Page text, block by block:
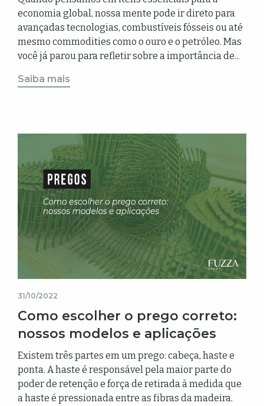
economia global, nossa mente pode ir direto para
avançadas tecnologias, combustíveis fósseis ou até
mesmo commodities como o ouro e o petróleo. Mas
você já parou para refletir sobre a importância de...
Saiba mais
31/10/2022
Como escolher o prego correto:
nossos modelos e aplicações
Existem três partes em um prego: cabeça, haste e
ponta. A haste é responsável pela maior parte do
poder de retenção e força de retirada à medida que
a haste é pressionada entre as fibras da madeira.